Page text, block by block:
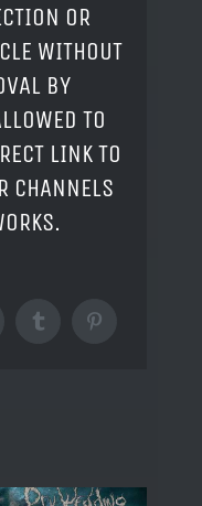
OR
WITHOUT
BY
TO
LINK TO
CHANNELS
TumblrPinterest